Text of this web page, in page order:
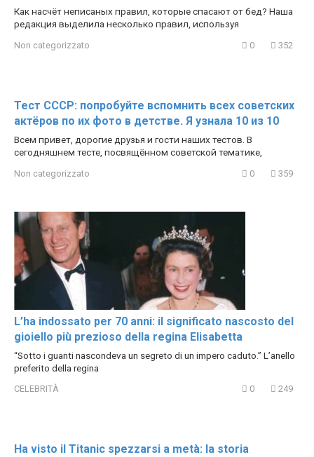
Как насчёт неписаных правил, которые спасают от бед? Наша
редакция выделила несколько правил, используя
Non categorizzato 0 352
Тест СССР: попробуйте вспомнить всех советских
актёров по их фото в детстве. Я узнала 10 из 10
Всем привет, дорогие друзья и гости наших тестов. В
сегодняшнем тесте, посвящённом советской тематике,
Non categorizzato 0 359
L’ha indossato per 70 anni: il significato nascosto del
gioiello più prezioso della regina Elisabetta
“Sotto i guanti nascondeva un segreto di un impero caduto.” L’anello
preferito della regina
CELEBRITÀ 0 249
Ha visto il Titanic spezzarsi a metà: la storia